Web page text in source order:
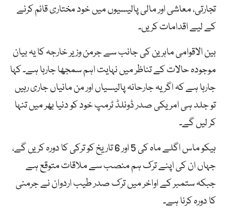
تجارتی، معاشی اور مالی پالیسیوں میں خود مختاری قائم کرنے
کے لیے اقدامات کریں۔
بین الاقوامی ماہرین کی جانب سے جرمن وزیر خارجہ کا یہ بیان
موجودہ حالات کے تناظر میں نہایت اہم سمجھا جارہا ہے۔ کہا
جارہا ہے کہ اگر یہ جارحانہ پالیسیاں اور من مانیاں جاری رہیں
تو جلد ہی امریکی صدر ڈونلڈ ٹرمپ خود کو دنیا بھر میں تنہا
کر لیں گے۔
ہیکو ماس اگلے ماہ کی 5 اور 6 تاریخ کو ترکی کا دورہ کریں گے،
جہاں ان کی اپنے ترک ہم منصب سے ملاقات متوقع ہے
جبکہ ستمبر کے اواخر میں ترک صدر طیب اردوان نے جرمنی
کا دورہ کرنا ہے۔